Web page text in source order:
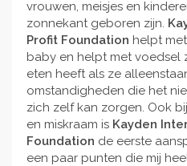
vrouwen, meisjes en
zonnekant geboren zijn.
Profit Foundation helpt
baby en helpt met voedsel
eten heeft als ze
omstandigheden die het
zich zelf kan zorgen. Ook
en miskraam is Kayden
Foundation de eerste
een paar punten die mij